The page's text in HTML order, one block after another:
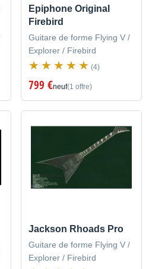
Epiphone Original
Firebird
Guitare de forme Flying V /
Explorer / Firebird
(4)
799 €neuf(1 offre)
Jackson Rhoads Pro
Guitare de forme Flying V /
Explorer / Firebird